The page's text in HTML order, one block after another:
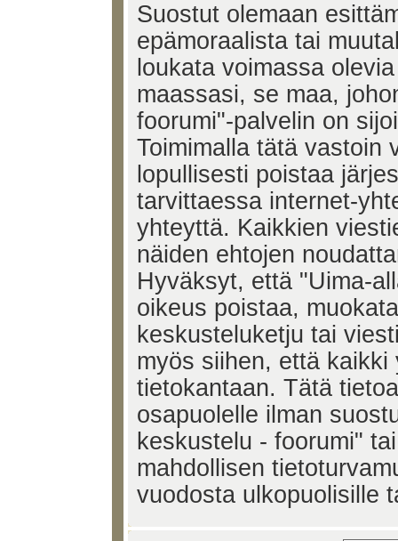
Suostut olemaan
epämoraalista tai
loukata voimassa
maassasi, se maa,
foorumi"-palvelin on
Toimimalla tätä vastoin
lopullisesti poistaa
tarvittaessa internet-
yhteyttä. Kaikkien
näiden ehtojen
Hyväksyt, että "Uima-
oikeus poistaa,
keskusteluketju tai
myös siihen, että
tietokantaan. Tätä
osapuolelle ilman
keskustelu - foorumi"
mahdollisen
vuodosta ulkopuolisille